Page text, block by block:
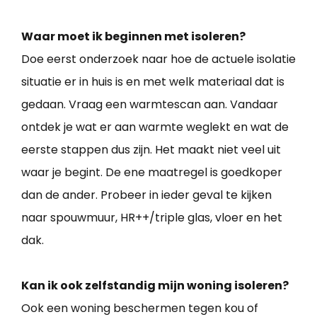
Waar moet ik beginnen met isoleren?
Doe eerst onderzoek naar hoe de actuele isolatie
situatie er in huis is en met welk materiaal dat is
gedaan. Vraag een warmtescan aan. Vandaar
ontdek je wat er aan warmte weglekt en wat de
eerste stappen dus zijn. Het maakt niet veel uit
waar je begint. De ene maatregel is goedkoper
dan de ander. Probeer in ieder geval te kijken
naar spouwmuur, HR++/triple glas, vloer en het
dak.
Kan ik ook zelfstandig mijn woning isoleren?
Ook een woning beschermen tegen kou of